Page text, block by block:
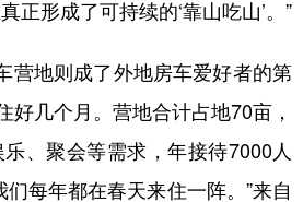
正形成了可持续的‘靠山吃山’。”
地则成了外地房车爱好者的第
好几个月。营地合计占地70亩，
、聚会等需求，年接待7000人
们每年都在春天来住一阵。”来自